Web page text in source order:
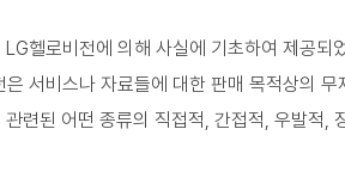
헬로비전에 의해 사실에 기초하여 제공되
서비스나 자료들에 대한 판매 목적상의
련된 어떤 종류의 직접적, 간접적, 우발적,